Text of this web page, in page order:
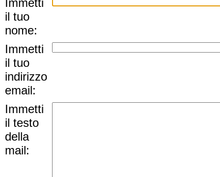
Immetti
il tuo
nome:
Immetti
il tuo
indirizzo
email:
Immetti
il testo
della
mail: